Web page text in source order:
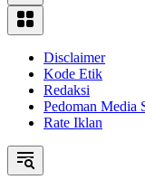
Disclaimer
Kode Etik
Redaksi
Pedoman Media
Rate Iklan